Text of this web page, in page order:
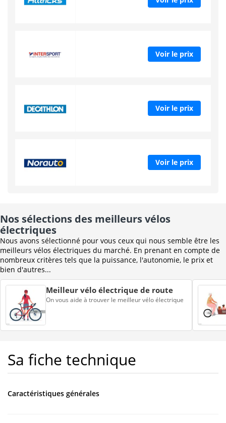
Voir le prix
Voir le prix
Voir le prix
Nos sélections des meilleurs vélos
électriques
Nous avons sélectionné pour vous ceux qui nous semble être les
meilleurs vélos électriques du marché. En prenant en compte de
nombreux critères tels que la puissance, l'autonomie, le prix et
bien d'autres...
Meilleur vélo électrique de route
On vous aide à trouver le meilleur vélo électrique
Sa fiche technique
Caractéristiques générales